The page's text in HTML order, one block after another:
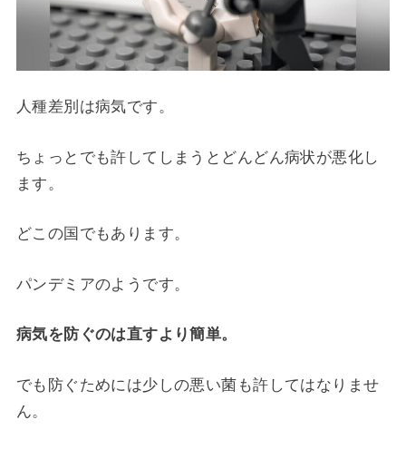
人種差別は病気です。
ちょっとでも許してしまうとどんどん病状が悪化し
ます。
どこの国でもあります。
パンデミアのようです。
病気を防ぐのは直すより簡単。
でも防ぐためには少しの悪い菌も許してはなりませ
ん。